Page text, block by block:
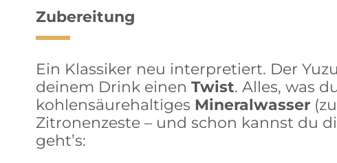
Zubereitung
Ein Klassiker neu interpretiert. Der
deinem Drink einen Twist. Alles, was
kohlensäurehaltiges Mineralwasser
Zitronenzeste – und schon kannst du
geht’s: